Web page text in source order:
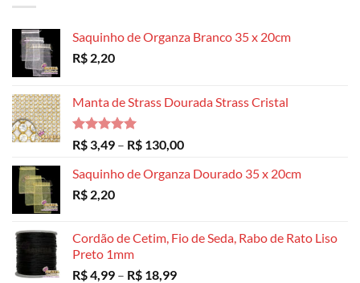
Saquinho de Organza Branco 35 x 20cm
R$ 2,20
Manta de Strass Dourada Strass Cristal
Avaliação
5.00
de 5
R$ 3,49 – R$ 130,00Faixa
preço:
Saquinho de Organza Dourado 35 x 20cm
R$ 2,20
Cordão de Cetim, Fio de Seda, Rabo de Rato Liso
Preto 1mm
R$4,99 – R$ 18,99Faixa